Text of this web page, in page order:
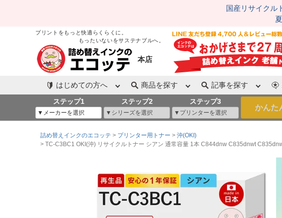
国産リサイクル
プリントをもっと快適らくらくに。
もったいないをサステナブルへ。
本店
はじめての方へ 商品を探す 記事を探す
ステップ1 ステップ2 ステップ3
詰め替えインクのエコッテ プリンター用トナー
沖(OKI)
TC-C3BC1 OKI(沖) リサイクルトナー シアン 通常容量 1本 C844dnw C835dnwt